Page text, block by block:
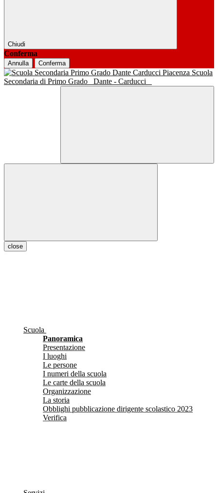
Chiudi
Conferma
Annulla Conferma
Scuola
Secondaria di Primo Grado
Dante - Carducci
close
Scuola
Panoramica
Presentazione
I luoghi
Le persone
I numeri della scuola
Le carte della scuola
Organizzazione
La storia
Obblighi pubblicazione dirigente scolastico 2023
Verifica